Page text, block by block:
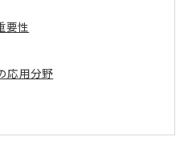
要性
応用分野